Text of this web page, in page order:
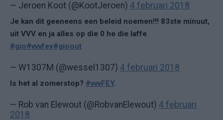
— Jeroen Koot (@KootJeroen) 4 februari 2018
Je kan dit geeneens een beleid noemen!!! 83ste minuut,
uit VVV en ja alles op die 0 he die laffe
#gio#vvvfey#gioout
— W1307M (@wessel1307) 4 februari 2018
Is het al zomerstop? #vvvFEY.
— Rob van Elewout (@RobvanElewout) 4 februari
2018